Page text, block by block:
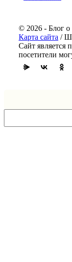
© 2026 - Блог
Карта сайта /
Сайт является
посетители